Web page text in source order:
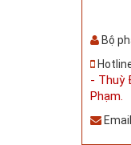
Bộ
- Thuỳ
Phạm.